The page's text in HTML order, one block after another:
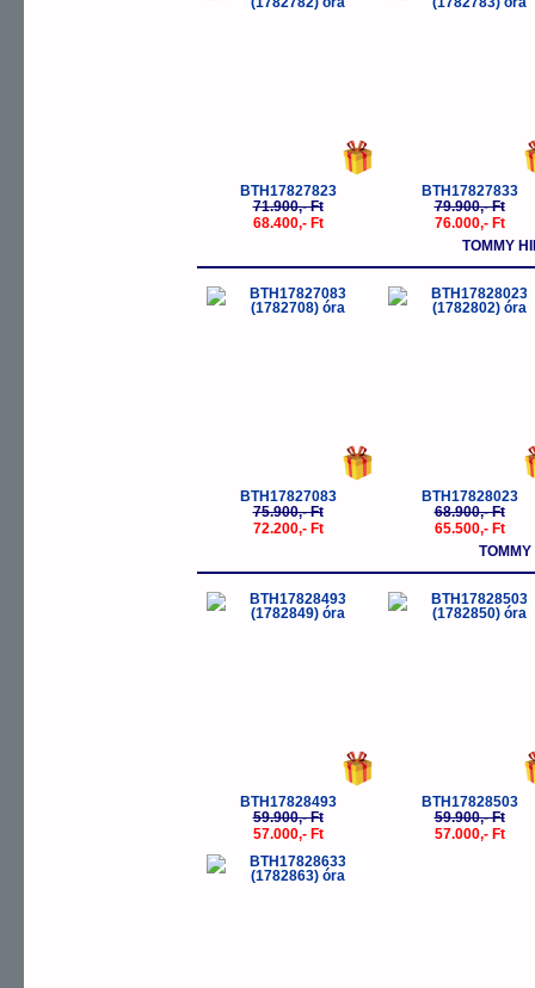
BTH17827823
71.900,- Ft
68.400,- Ft
BTH17827833
79.900,- Ft
76.000,- Ft
TOMMY
-5%
BTH17827083
75.900,- Ft
72.200,- Ft
-
BTH17828023
68.900,- Ft
65.500,- Ft
-5%
BTH17828493
59.900,- Ft
57.000,- Ft
-
BTH17828503
59.900,- Ft
57.000,- Ft
-5%